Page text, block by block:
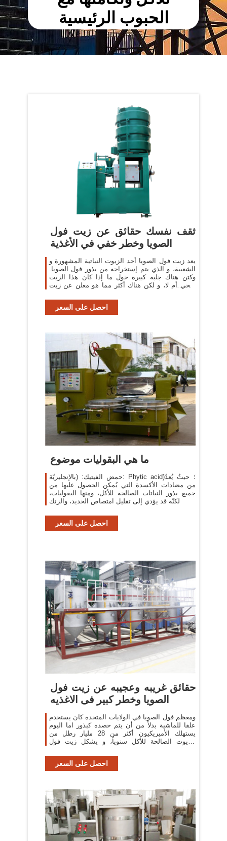
الحبوب الرئيسية
ثقف نفسك حقائق عن زيت فول
الصويا وخطر خفي في الأغذية
يعد زيت فول الصويا أحد الزيوت النباتية المشهورة و
الشعبية، و الذي يتم إستخراجه من بذور فول الصويا.
وكتن هناك جلبة كبيرة حول ما إذا كان هذا الزيت
صحي أم لا، و لكن هناك أكثر مما هو معلن عن زيت
احصل على السعر
ما هي البقوليات موضوع
حمض الفيتيك: (بالإنجليزيّة: Phytic acid)؛ حيثُ يُعدّ
من مضادات الأكسدة التي يُمكن الحصول عليها من
جميع بذور النباتات الصالحة للأكل، ومنها البقوليات،
لكنّه قد يؤدي إلى تقليل امتصاص الحديد، والزنك
احصل على السعر
حقائق غريبه وعجيبه عن زيت فول
الصويا وخطر كبير فى الاغذيه
ومعظم فول الصويا في الولايات المتحدة كان يستخدم
علفا للماشية بدلاً من أن يتم حصده كبذور اما اليوم
يستهلك الأميريكيون أكثر من 28 مليار رطل من
الزيوت الصالحة للأكل سنوياً، و يشكل زيت فول
احصل على السعر